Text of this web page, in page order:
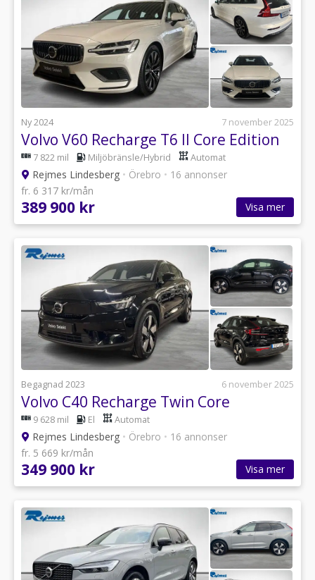
Ny 2024 7 november 2025
Volvo V60 Recharge T6 II Core Edition
7 822 mil Miljöbränsle/Hybrid Automat
Rejmes Lindesberg • Örebro • 16 annonser
fr. 6 317 kr/mån
389 900 kr Visa mer
Begagnad 2023 6 november 2025
Volvo C40 Recharge Twin Core
9 628 mil El Automat
Rejmes Lindesberg • Örebro • 16 annonser
fr. 5 669 kr/mån
349 900 kr Visa mer